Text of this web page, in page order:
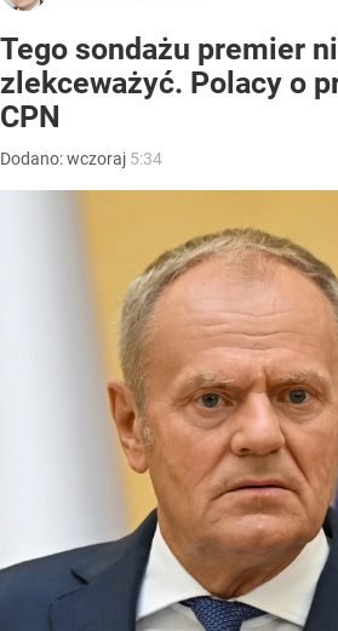
Tego sondażu premier
zlekceważyć. Polacy o
CPN
Dodano:wczoraj 5:34